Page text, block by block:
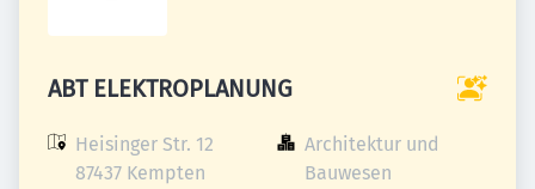
ABT ELEKTROPLANUNG
Heisinger Str. 12
87437 Kempten
Architektur und
Bauwesen